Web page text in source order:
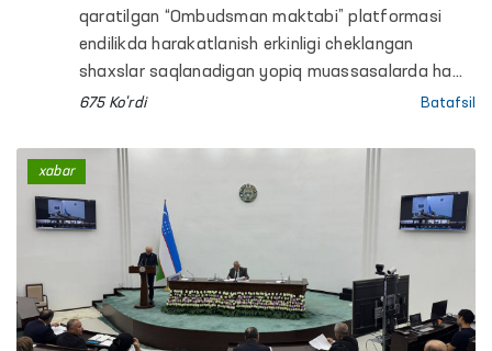
muassasalarda o‘tkazilmoqda
qaratilgan “Ombudsman maktabi” platformasi
endilikda harakatlanish erkinligi cheklangan
shaxslar saqlanadigan yopiq muassasalarda ham
tashkil etilmoqda.
675 Ko'rdi Batafsil
xabar